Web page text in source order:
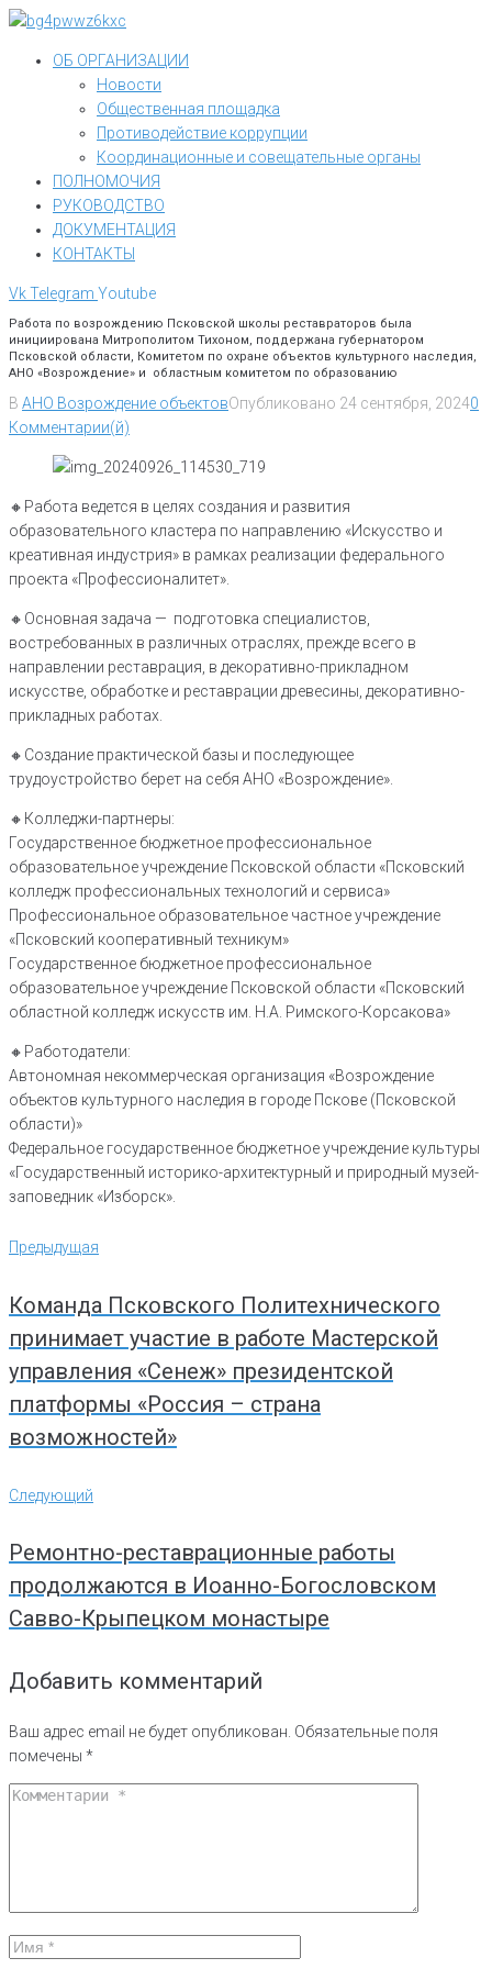
Перейти
контентуОБ ОРГАНИЗАЦИИ
Новости
Общественная площадка
Противодействие коррупции
Координационные и совещательные органы
ПОЛНОМОЧИЯ
РУКОВОДСТВО
ДОКУМЕНТАЦИЯ
КОНТАКТЫ
VkTelegram Youtube
Работа по возрождению Псковской школы реставраторов была
инициирована Митрополитом Тихоном, поддержана губернатором
Псковской области, Комитетом по охране объектов культурного наследия,
АНО «Возрождение» и областным комитетом по образованию
В АНО Возрождение объектовОпубликовано 24 сентября, 20240
Комментарии(й)
🔸️Работа ведется в целях создания и развития
образовательного кластера по направлению «Искусство и
креативная индустрия» в рамках реализации федерального
проекта «Профессионалитет».
🔸️Основная задача — подготовка специалистов,
востребованных в различных отраслях, прежде всего в
направлении реставрация, в декоративно-прикладном
искусстве, обработке и реставрации древесины, декоративно-
прикладных работах.
🔸️Создание практической базы и последующее
трудоустройство берет на себя АНО «Возрождение».
🔸️Колледжи-партнеры:
Государственное бюджетное профессиональное
образовательное учреждение Псковской области «Псковский
колледж профессиональных технологий и сервиса»
Профессиональное образовательное частное учреждение
«Псковский кооперативный техникум»
Государственное бюджетное профессиональное
образовательное учреждение Псковской области «Псковский
областной колледж искусств им. Н.А. Римского-Корсакова»
🔸️Работодатели:
Автономная некоммерческая организация «Возрождение
объектов культурного наследия в городе Пскове (Псковской
области)»
Федеральное государственное бюджетное учреждение культуры
«Государственный историко-архитектурный и природный музей-
заповедник «Изборск».
Навигация
по
Предыдущая
Предыдущая
Команда Псковского Политехнического
принимает участие в работе Мастерской
управления «Сенеж» президентской
платформы «Россия – страна
возможностей»
Следующий
Следующий
Ремонтно-реставрационные работы
продолжаются в Иоанно-Богословском
Савво-Крыпецком монастыре
Добавить комментарий
Ваш адрес email не будет опубликован. Обязательные поля
помечены *